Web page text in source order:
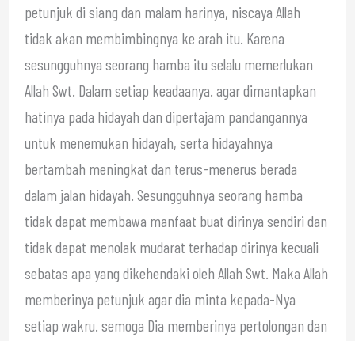
petunjuk di siang dan malam harinya, niscaya Allah
tidak akan membimbingnya ke arah itu. Karena
sesungguhnya seorang hamba itu selalu memerlukan
Allah Swt. Dalam setiap keadaanya. agar dimantapkan
hatinya pada hidayah dan dipertajam pandangannya
untuk menemukan hidayah, serta hidayahnya
bertambah meningkat dan terus-menerus berada
dalam jalan hidayah. Sesungguhnya seorang hamba
tidak dapat membawa manfaat buat dirinya sendiri dan
tidak dapat menolak mudarat terhadap dirinya kecuali
sebatas apa yang dikehendaki oleh Allah Swt. Maka Allah
memberinya petunjuk agar dia minta kepada-Nya
setiap wakru. semoga Dia memberinya pertolongan dan